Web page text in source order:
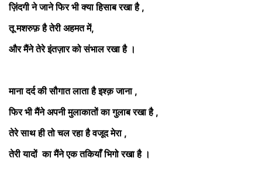
ज़िंदगी ने जाने फिर भी क्या हिसाब रखा है ,
तू मशरुफ़ है तेरी अहमत में,
और मैंने तेरे इंतज़ार को संभाल रखा है ।
माना दर्द की सौगात लाता है इश्क़ जाना ,
फिर भी मैंने अपनी मुलाकातों का गुलाब रखा है ,
तेरे साथ ही तो चल रहा है वजूद मेरा ,
तेरी यादों का मैंने एक तकियाँ भिगो रखा है ।